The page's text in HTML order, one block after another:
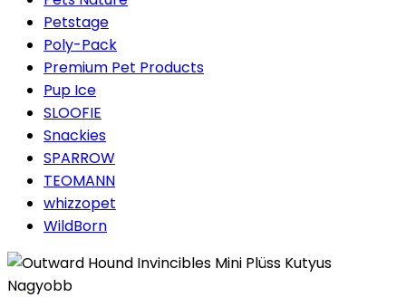
Petstage
Poly-Pack
Premium Pet Products
Pup Ice
SLOOFIE
Snackies
SPARROW
TEOMANN
whizzopet
WildBorn
Nagyobb